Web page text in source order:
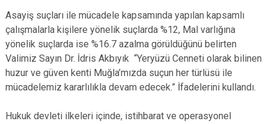
Asayiş suçları ile mücadele kapsamında yapılan kapsamlı
çalışmalarla kişilere yönelik suçlarda %12, Mal varlığına
yönelik suçlarda ise %16.7 azalma görüldüğünü belirten
Valimiz Sayın Dr. İdris Akbıyık “Yeryüzü Cenneti olarak bilinen
huzur ve güven kenti Muğla’mızda suçun her türlüsü ile
mücadelemiz kararlılıkla devam edecek.” İfadelerini kullandı.
Hukuk devleti ilkeleri içinde, istihbarat ve operasyonel